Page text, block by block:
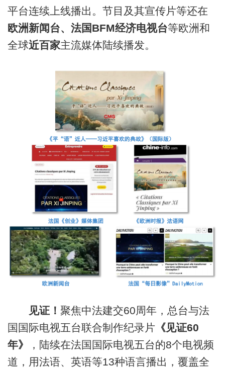
平台连续上线播出。节目及其宣传片等还在
欧洲新闻台、 法国BFM经济电视台等欧洲和
全球近百家主流媒体陆续播发。
见证！ 聚焦中法建交60周年，总台与法
国国际电视五台联合制作纪录片 《见证60
年》
，陆续在法国国际电视五台的8个电视频
道，用法语、英语等13种语言播出，覆盖全